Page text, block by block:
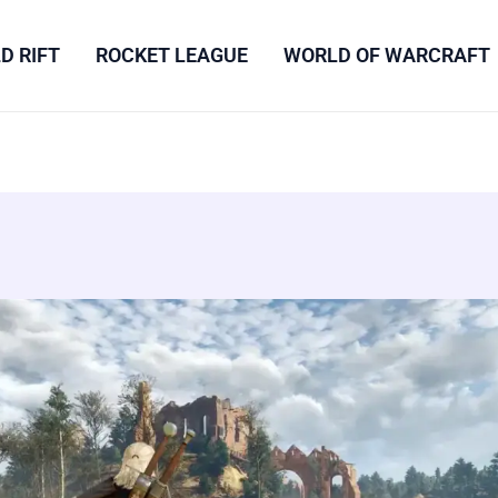
RIFT ROCKET LEAGUE WORLD OF WARCRAFT